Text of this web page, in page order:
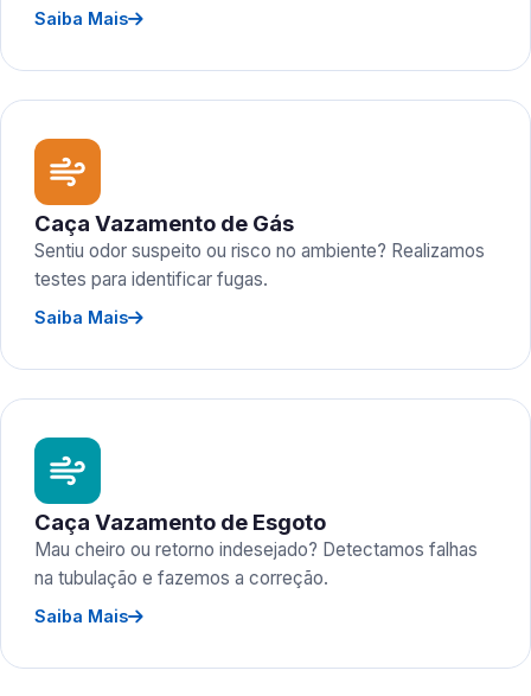
Saiba Mais
Caça Vazamento de Gás
Sentiu odor suspeito ou risco no ambiente? Realizamos
testes para identificar fugas.
Saiba Mais
Caça Vazamento de Esgoto
Mau cheiro ou retorno indesejado? Detectamos falhas
na tubulação e fazemos a correção.
Saiba Mais